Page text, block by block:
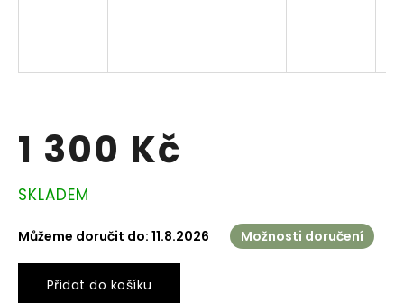
1 300 Kč
Měrná
cena:
SKLADEM
Můžeme doručit do: 11.8.2026 Možnosti doručení
Přidat do košíku